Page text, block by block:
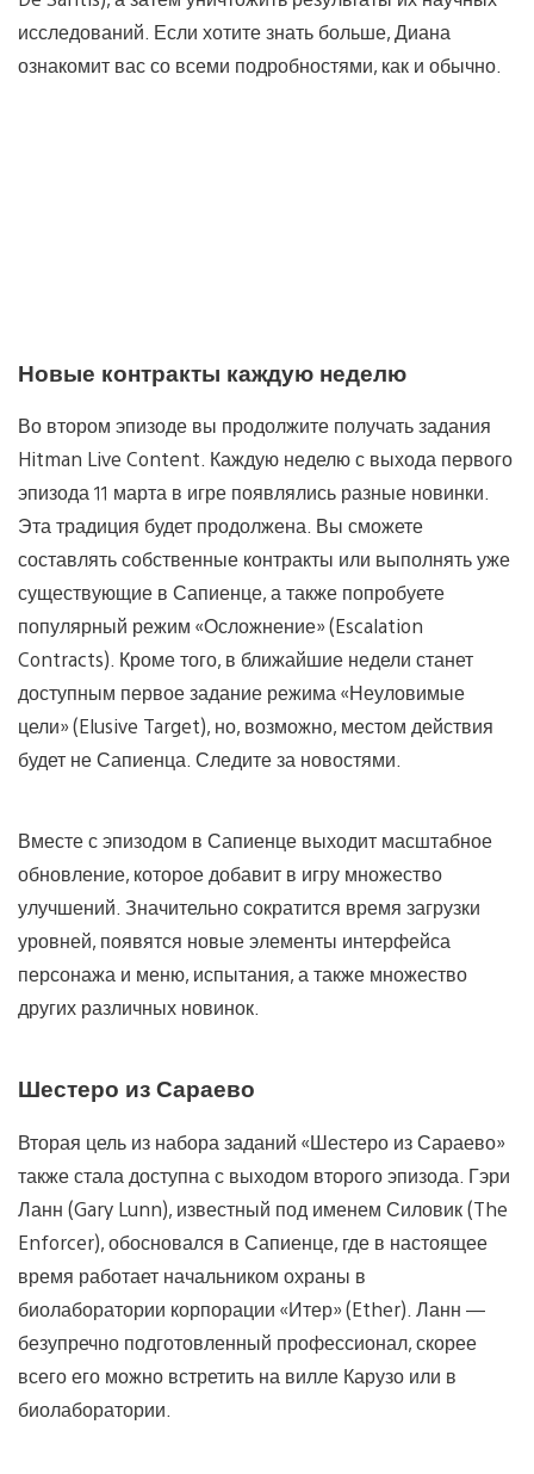
исследований. Если хотите знать больше, Диана
ознакомит вас со всеми подробностями, как и обычно.
Новые контракты каждую неделю
Во втором эпизоде вы продолжите получать задания
Hitman Live Content. Каждую неделю с выхода первого
эпизода 11 марта в игре появлялись разные новинки.
Эта традиция будет продолжена. Вы сможете
составлять собственные контракты или выполнять уже
существующие в Сапиенце, а также попробуете
популярный режим «Осложнение» (Escalation
Contracts). Кроме того, в ближайшие недели станет
доступным первое задание режима «Неуловимые
цели» (Elusive Target), но, возможно, местом действия
будет не Сапиенца. Следите за новостями.
Вместе с эпизодом в Сапиенце выходит масштабное
обновление, которое добавит в игру множество
улучшений. Значительно сократится время загрузки
уровней, появятся новые элементы интерфейса
персонажа и меню, испытания, а также множество
других различных новинок.
Шестеро из Сараево
Вторая цель из набора заданий «Шестеро из Сараево»
также стала доступна с выходом второго эпизода. Гэри
Ланн (Gary Lunn), известный под именем Силовик (The
Enforcer), обосновался в Сапиенце, где в настоящее
время работает начальником охраны в
биолаборатории корпорации «Итер» (Ether). Ланн —
безупречно подготовленный профессионал, скорее
всего его можно встретить на вилле Карузо или в
биолаборатории.